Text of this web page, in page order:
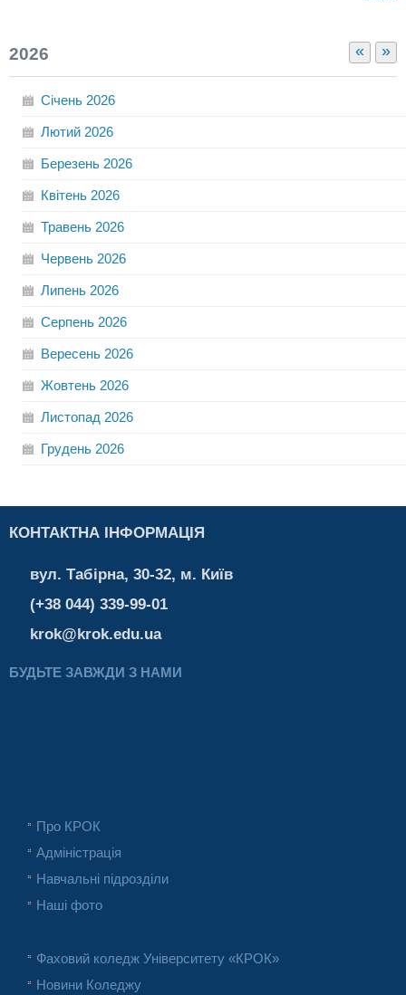
« »
2026
Січень 2026
Лютий 2026
Березень 2026
Квітень 2026
Травень 2026
Червень 2026
Липень 2026
Серпень 2026
Вересень 2026
Жовтень 2026
Листопад 2026
Грудень 2026
КОНТАКТНА ІНФОРМАЦІЯ
вул. Табірна, 30-32, м. Київ
(+38 044) 339-99-01
krok@krok.edu.ua
БУДЬТЕ ЗАВЖДИ З НАМИ
Про КРОК
Адміністрація
Навчальні підрозділи
Наші фото
Фаховий коледж Університету «КРОК»
Новини Коледжу